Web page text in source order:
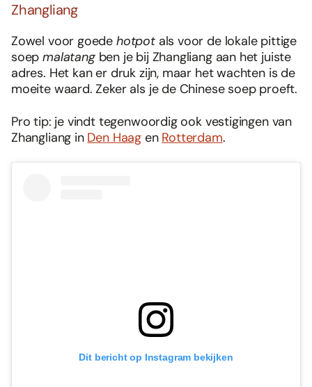
Zhangliang
Zowel voor goede hotpot als voor de lokale pittige
soepmalatang ben je bij Zhangliang aan het juiste
adres. Het kan er druk zijn, maar het wachten is de
moeite waard. Zeker als je de Chinese soep proeft.
Pro tip: je vindt tegenwoordig ook vestigingen van
Zhangliang in Den Haag en Rotterdam.
Dit bericht op Instagram bekijken